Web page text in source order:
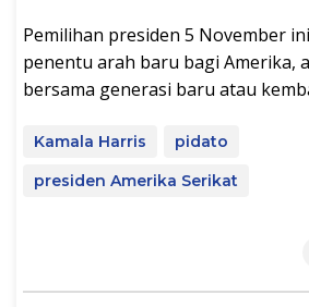
Pemilihan presiden 5 November
penentu arah baru bagi Amerika,
bersama generasi baru atau
Kamala Harris
pidato
presiden Amerika Serikat